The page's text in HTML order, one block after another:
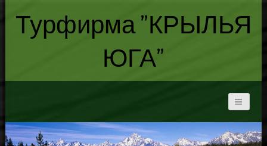
Турфирма "КРЫЛЬЯ
ЮГА"